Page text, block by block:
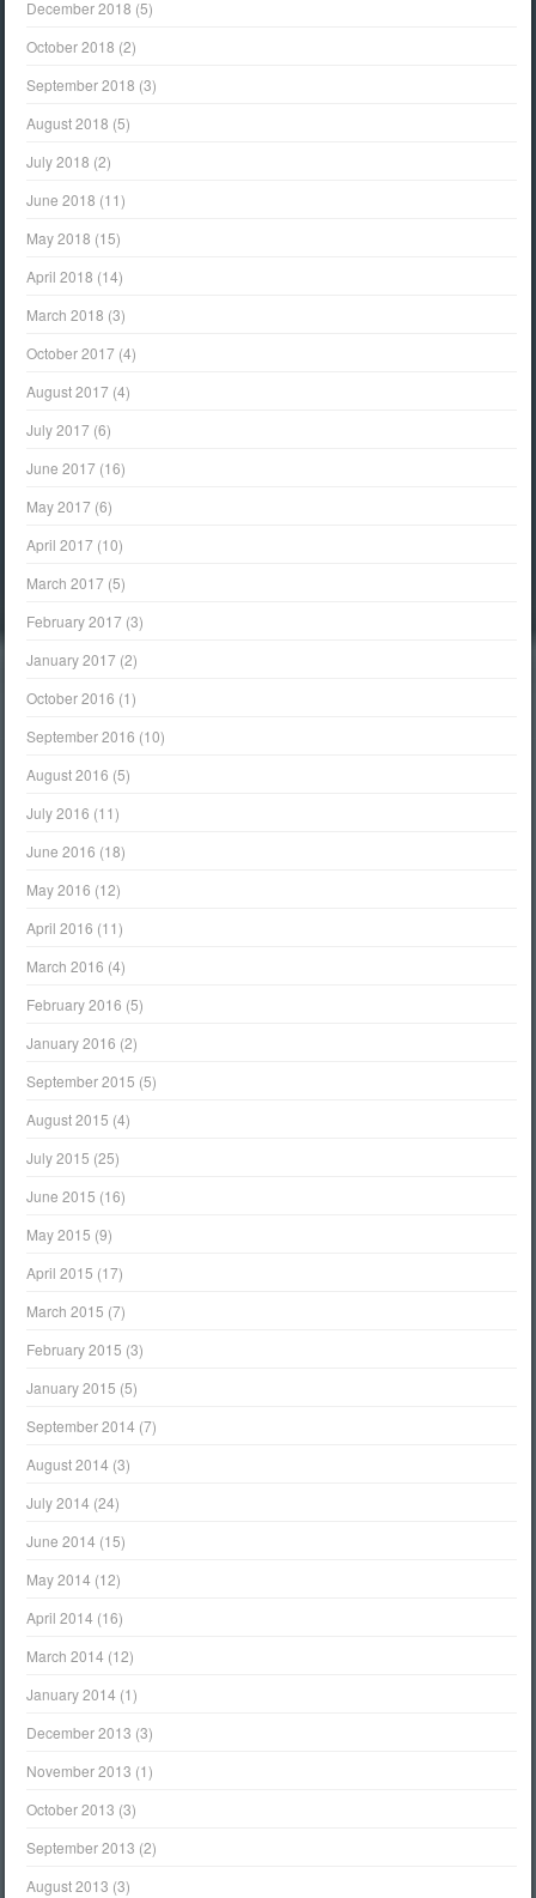
December 2018 (5)
October 2018 (2)
September 2018 (3)
August 2018 (5)
July 2018 (2)
June 2018 (11)
May 2018 (15)
April 2018 (14)
March 2018 (3)
October 2017(4)
August 2017(4)
July 2017(6)
June 2017(16)
May 2017(6)
April 2017(10)
March 2017(5)
February 2017(3)
January 2017(2)
October 2016 (1)
September 2016 (10)
August 2016 (5)
July 2016 (11)
June 2016 (18)
May 2016 (12)
April 2016 (11)
March 2016 (4)
February 2016 (5)
January 2016 (2)
September 2015 (5)
August 2015 (4)
July 2015 (25)
June 2015 (16)
May 2015 (9)
April 2015 (17)
March 2015 (7)
February 2015 (3)
January 2015 (5)
September 2014 (7)
August 2014 (3)
July 2014 (24)
June 2014 (15)
May 2014 (12)
April 2014 (16)
March 2014 (12)
January 2014 (1)
December 2013 (3)
November 2013 (1)
October 2013 (3)
September 2013 (2)
August 2013 (3)